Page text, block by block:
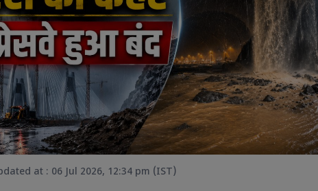
at : 06 Jul 2026, 12:34 pm (IST)
9 PHOTOS 8 PHOTOS